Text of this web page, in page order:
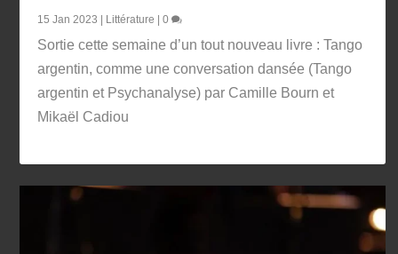
15 Jan 2023 Littérature |0
Sortie cette semaine d’un tout nouveau livre : Tango
argentin, comme une conversation dansée (Tango
argentin et Psychanalyse) par Camille Bourn et
Mikaël Cadiou